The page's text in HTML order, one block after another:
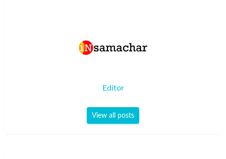
Editor
View all posts